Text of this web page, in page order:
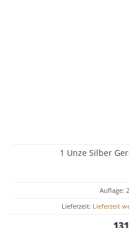
1 Unze Silber
Auflage:
Lieferzeit: Lieferzeit